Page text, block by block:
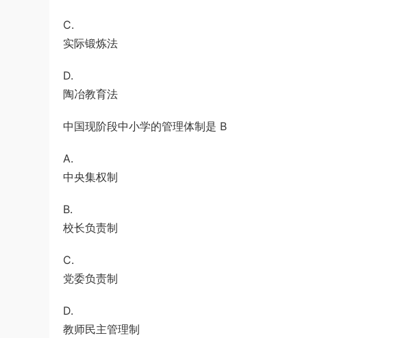
C.
实际锻炼法
D.
陶冶教育法
中国现阶段中小学的管理体制是 B
A.
中央集权制
B.
校长负责制
C.
党委负责制
D.
教师民主管理制